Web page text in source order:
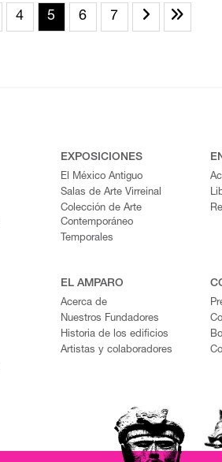
4 5 6 7
EXPOSICIONES
El México Antiguo
Salas de Arte Virreinal
Colección de Arte
Contemporáneo
Temporales
EL AMPARO
Acerca de
Nuestros Fundadores
Historia de los edificios
Artistas y colaboradores